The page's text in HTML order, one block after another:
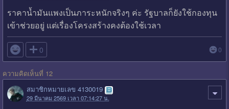
ราคาน้ำมันแพงเป็นภาระหนักจริงๆ ค่ะ รัฐบาลก็ยังใช้กองทุน
เข้าช่วยอยู่ แต่เรื่องโครงสร้างคงต้องใช้เวลา
 0 0
ความคิดเห็นที่ 12
สมาชิกหมายเลข 4130019
29 มีนาคม 2569 เวลา 07:14:27 น.